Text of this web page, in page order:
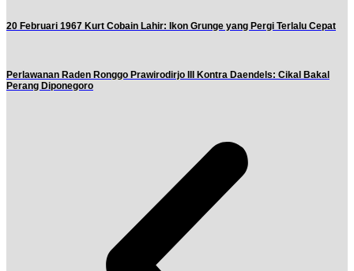
20 Februari 1967 Kurt Cobain Lahir: Ikon Grunge yang Pergi Terlalu Cepat
Perlawanan Raden Ronggo Prawirodirjo III Kontra Daendels: Cikal Bakal
Perang Diponegoro